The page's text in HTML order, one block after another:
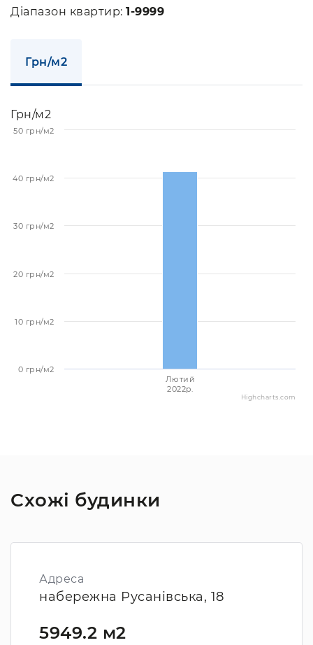
Діапазон квартир: 1-9999
Грн/м2
Грн/м2
Лютий
2022p.
0 грн/м2
10 грн/м2
20 грн/м2
30 грн/м2
40 грн/м2
50 грн/м2
Highcharts.com
Схожі будинки
Адреса
набережна Русанівська, 18
5949.2 м2